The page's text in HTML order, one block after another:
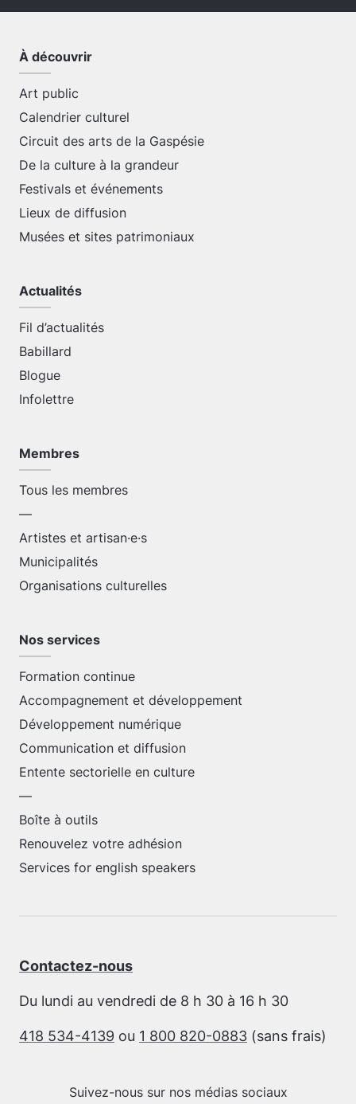
À découvrir
Art public
Calendrier culturel
Circuit des arts de la Gaspésie
De la culture à la grandeur
Festivals et événements
Lieux de diffusion
Musées et sites patrimoniaux
Actualités
Fil d’actualités
Babillard
Blogue
Infolettre
Membres
Tous les membres
—
Artistes et artisan·e·s
Municipalités
Organisations culturelles
Nos services
Formation continue
Accompagnement et développement
Développement numérique
Communication et diffusion
Entente sectorielle en culture
—
Boîte à outils
Renouvelez votre adhésion
Services for english speakers
Contactez-nous
Du lundi au vendredi de 8 h 30 à 16 h 30
418 534-4139 ou 1 800 820-0883 (sans frais)
Suivez-nous sur nos médias sociaux